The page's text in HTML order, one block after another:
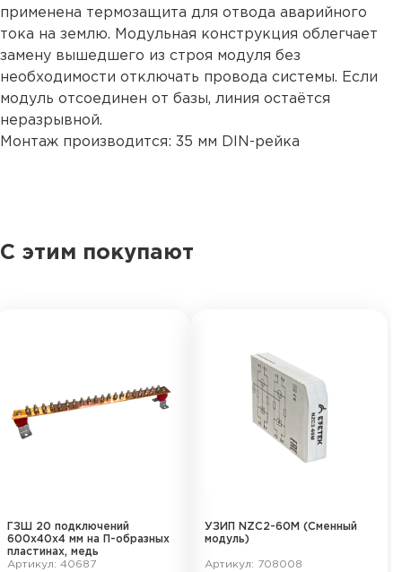
применена термозащита для отвода аварийного
тока на землю. Модульная конструкция облегчает
замену вышедшего из строя модуля без
необходимости отключать провода системы. Если
модуль отсоединен от базы, линия остаётся
неразрывной.
Монтаж производится: 35 мм DIN-рейка
С этим покупают
ГЗШ 20 подключений
600х40х4 мм на П-образных
пластинах, медь
Артикул: 40687
УЗИП NZC2-60M (Сменный
модуль)
Артикул: 708008